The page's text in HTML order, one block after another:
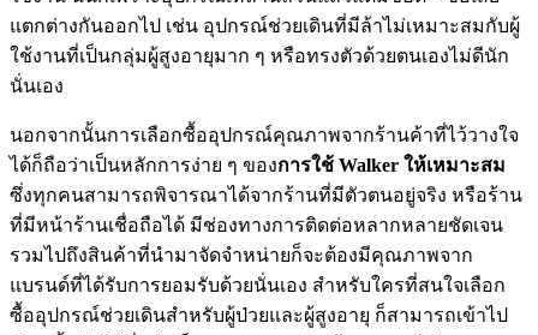
แตกต่างกันออกไป เช่น อุปกรณ์ช่วยเดินที่มีล้าไม่เหมาะสมกับผู้
ใช้งานที่เป็นกลุ่มผู้สูงอายุมาก ๆ หรือทรงตัวด้วยตนเองไม่ดีนัก
นั่นเอง
นอกจากนั้นการเลือกซื้ออุปกรณ์คุณภาพจากร้านค้าที่ไว้วางใจ
ได้ก็ถือว่าเป็นหลักการง่าย ๆ ของการใช้ Walker ให้เหมาะสม
ซึ่งทุกคนสามารถพิจารณาได้จากร้านที่มีตัวตนอยู่จริง หรือร้าน
ที่มีหน้าร้านเชื่อถือได้ มีช่องทางการติดต่อหลากหลายชัดเจน
รวมไปถึงสินค้าที่นำมาจัดจำหน่ายก็จะต้องมีคุณภาพจาก
แบรนด์ที่ได้รับการยอมรับด้วยนั่นเอง สำหรับใครที่สนใจเลือก
ซื้ออุปกรณ์ช่วยเดินสำหรับผู้ป่วยและผู้สูงอายุ ก็สามารถเข้าไป